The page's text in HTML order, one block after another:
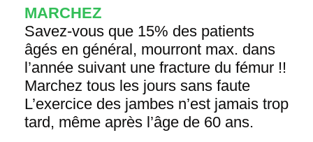
MARCHEZ
Savez-vous que 15% des patients
âgés en général, mourront max. dans
l’année suivant une fracture du fémur !!
Marchez tous les jours sans faute
L’exercice des jambes n’est jamais trop
tard, même après l’âge de 60 ans.